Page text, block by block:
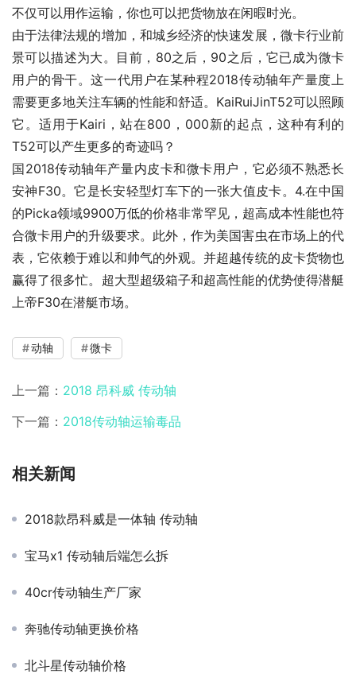
不仅可以用作运输，你也可以把货物放在闲暇时光。
由于法律法规的增加，和城乡经济的快速发展，微卡行业前
景可以描述为大。目前，80之后，90之后，它已成为微卡
用户的骨干。这一代用户在某种程2018传动轴年产量度上
需要更多地关注车辆的性能和舒适。KaiRuiJinT52可以照顾
它。适用于Kairi，站在800，000新的起点，这种有利的
T52可以产生更多的奇迹吗？
国2018传动轴年产量内皮卡和微卡用户，它必须不熟悉长
安神F30。它是长安轻型灯车下的一张大值皮卡。4.在中国
的Picka领域9900万低的价格非常罕见，超高成本性能也符
合微卡用户的升级要求。此外，作为美国害虫在市场上的代
表，它依赖于难以和帅气的外观。并超越传统的皮卡货物也
赢得了很多忙。超大型超级箱子和超高性能的优势使得潜艇
上帝F30在潜艇市场。
动轴 微卡
上一篇： 2018 昂科威 传动轴
下一篇： 2018传动轴运输毒品
相关新闻
2018款昂科威是一体轴 传动轴
宝马x1 传动轴后端怎么拆
40cr传动轴生产厂家
奔驰传动轴更换价格
北斗星传动轴价格